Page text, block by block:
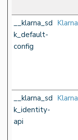
__klarna_sd
k_default-
config
Klarna
__klarna_sd
k_identity-
api
Klarna